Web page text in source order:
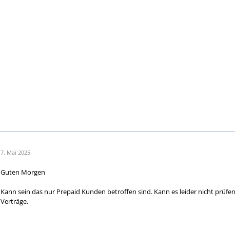
7. Mai 2025
Guten Morgen
Kann sein das nur Prepaid Kunden betroffen sind. Kann es leider nicht
Verträge.